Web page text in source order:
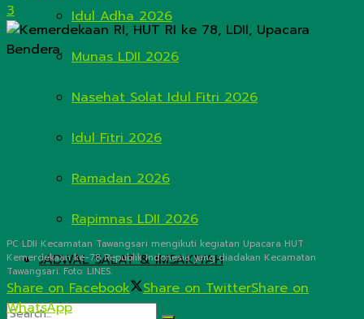
Idul Adha 2026
Munas LDII 2026
Nasehat Solat Idul Fitri 2026
Idul Fitri 2026
Ramadan 2026
Rapimnas LDII 2026
JADWAL SALAT & IMSAKIYAH
3
PC LDII Kecamatan Tawangsari mengikuti kegiatan Upacara HUT
Kemerdekaan ke-78 Republik Indonesia yang diadakan Kecamatan
Tawangsari. Foto: LINES.
Share on Facebook Share on TwitterShare on
WhatsApp